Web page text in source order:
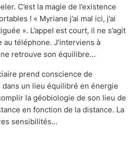
C’est la magie de l’existence
! « Myriane j’ai mal ici, j’ai
». L’appel est court, il ne s’agit
au téléphone. J’interviens à
retrouve son équilibre…
prend conscience de
dans un lieu équilibré en énergie
la géobiologie de son lieu de
en fonction de la distance. La
sensibilités…